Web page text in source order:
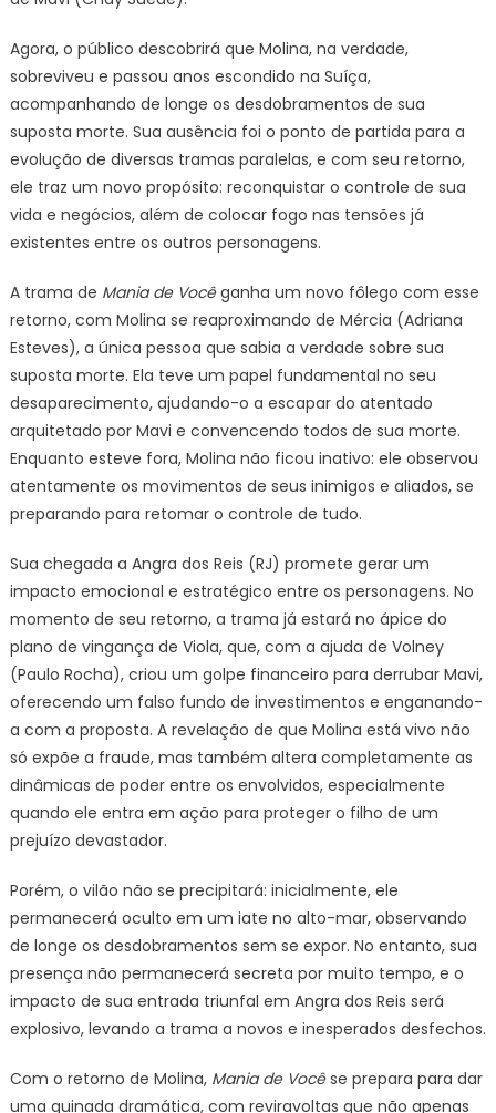
Agora, o público descobrirá que Molina, na verdade,
sobreviveu e passou anos escondido na Suíça,
acompanhando de longe os desdobramentos de sua
suposta morte. Sua ausência foi o ponto de partida para a
evolução de diversas tramas paralelas, e com seu retorno,
ele traz um novo propósito: reconquistar o controle de sua
vida e negócios, além de colocar fogo nas tensões já
existentes entre os outros personagens.
A trama de Mania de Vocêganha um novo fôlego com esse
retorno, com Molina se reaproximando de Mércia (Adriana
Esteves), a única pessoa que sabia a verdade sobre sua
suposta morte. Ela teve um papel fundamental no seu
desaparecimento, ajudando-o a escapar do atentado
arquitetado por Mavi e convencendo todos de sua morte.
Enquanto esteve fora, Molina não ficou inativo: ele observou
atentamente os movimentos de seus inimigos e aliados, se
preparando para retomar o controle de tudo.
Sua chegada a Angra dos Reis (RJ) promete gerar um
impacto emocional e estratégico entre os personagens. No
momento de seu retorno, a trama já estará no ápice do
plano de vingança de Viola, que, com a ajuda de Volney
(Paulo Rocha), criou um golpe financeiro para derrubar Mavi,
oferecendo um falso fundo de investimentos e enganando-
a com a proposta. A revelação de que Molina está vivo não
só expõe a fraude, mas também altera completamente as
dinâmicas de poder entre os envolvidos, especialmente
quando ele entra em ação para proteger o filho de um
prejuízo devastador.
Porém, o vilão não se precipitará: inicialmente, ele
permanecerá oculto em um iate no alto-mar, observando
de longe os desdobramentos sem se expor. No entanto, sua
presença não permanecerá secreta por muito tempo, e o
impacto de sua entrada triunfal em Angra dos Reis será
explosivo, levando a trama a novos e inesperados desfechos.
Com o retorno de Molina, Mania de Vocêse prepara para dar
uma guinada dramática, com reviravoltas que não apenas